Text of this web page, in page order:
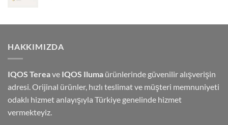
HAKKIMIZDA
IQOS Tereave IQOS Iluma ürünlerinde güvenilir alışverişin
adresi. Orijinal ürünler, hızlı teslimat ve müşteri memnuniyeti
odaklı hizmet anlayışıyla Türkiye genelinde hizmet
vermekteyiz.